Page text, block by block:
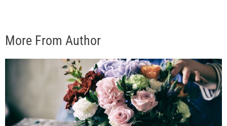
More From Author